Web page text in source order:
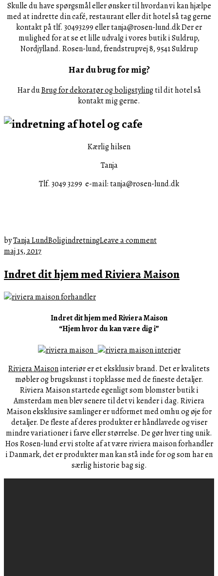
Skulle du have spørgsmål eller ønsker til hvordan vi kan hjælpe
med at indrette din café, restaurant eller dit hotel så tag gerne
kontakt på tlf. 30493299 eller tanja@rosen-lund.dk Der er
mulighed for at se et lille udvalg i vores butik i Suldrup,
Nordjylland. Rosen-lund, frendstrupvej 8, 9541 Suldrup
Har du brug for mig?
Har duBrug for dekoratør og boligstylingtil dit hotel så
kontakt mig gerne.
Kærlig hilsen
Tanja
Tlf. 3049 3299 e-mail: tanja@rosen-lund.dk
byTanja LundBoligindretningLeave a comment
maj 15, 2017november
2017
Indret dit hjem med Riviera Maison
Indret dit hjem med Riviera Maison
“Hjem hvor du kan være dig i”
Riviera Maisoninteriør er et eksklusiv brand. Det er kvalitets
møbler og brugskunst i topklasse med de fineste detaljer.
Riviera Maison startede egenligt som blomster butik i
Amsterdam men blev senere til det vi kender i dag. Riviera
Maison eksklusive samlinger er udformet med omhu og øje for
detaljer. De fleste af deres produkter er håndlavede og viser
mindre variationer i farve eller størrelse. De gør hver ting unik.
Hos Rosen-lund er vi stolte af at være riviera maison forhandler
i Danmark, det er produkter man kan stå inde for og som har en
særlig historie bag sig.